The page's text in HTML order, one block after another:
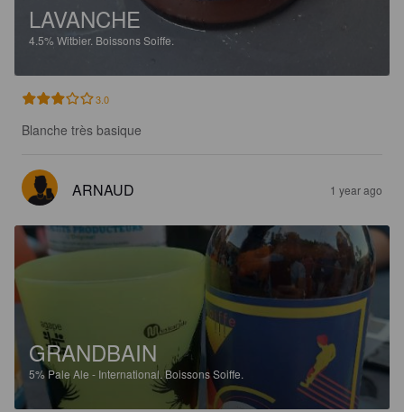
LAVANCHE
4.5% Witbier. Boissons Soiffe.
3.0
Blanche très basique
ARNAUD 1 year ago
GRANDBAIN
5%Pale Ale - International. Boissons Soiffe.